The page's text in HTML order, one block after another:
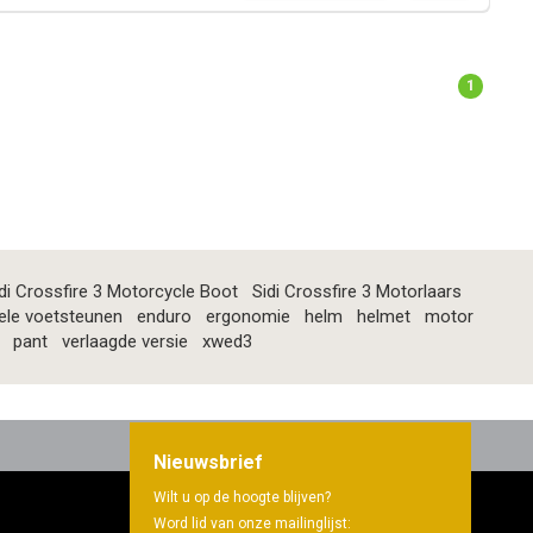
1
Crossfire 3 Motorcycle Boot
Sidi Crossfire 3 Motorlaars
voetsteunen enduro ergonomie helm helmet
motor
pant verlaagde versie xwed3
Nieuwsbrief
Wilt u op de hoogte blijven?
Word lid van onze mailinglijst: